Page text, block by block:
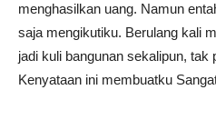
menghasilkan uang. Namun
saja mengikutiku. Berulang kali
jadi kuli bangunan sekalipun, tak
Kenyataan ini membuatku